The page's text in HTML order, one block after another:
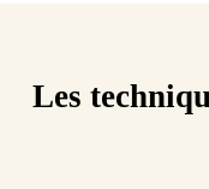
Les